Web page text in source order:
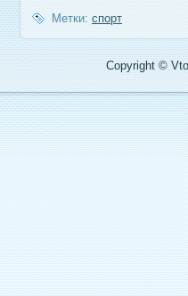
Метки: спорт
Copyright ©